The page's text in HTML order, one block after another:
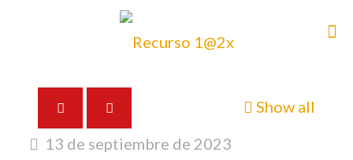
Show all
13 de septiembre de 2023